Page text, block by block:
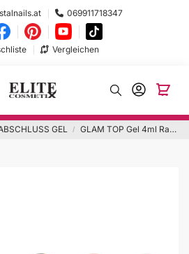
069911718347
Vergleichen
GEL / GLAM TOP Gel 4ml Rainbow Rose Hema Free